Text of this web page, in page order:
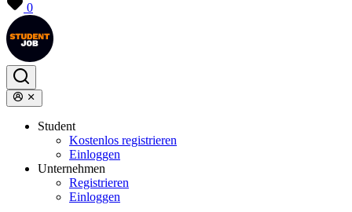
0
Student
Kostenlos registrieren
Einloggen
Unternehmen
Registrieren
Einloggen